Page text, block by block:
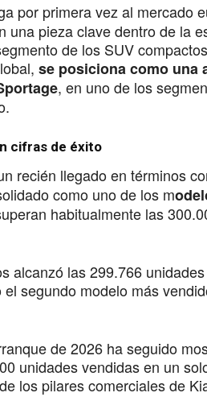
por primera vez al mercado
una pieza clave dentro de la
de los SUV
se posiciona como una
, en uno de los
cifras de éxito
recién llegado en términos
como uno de los m
habitualmente las
alcanzó las 299.766
segundo modelo más
de 2026 ha seguido
unidades vendidas en un
los pilares comerciales de